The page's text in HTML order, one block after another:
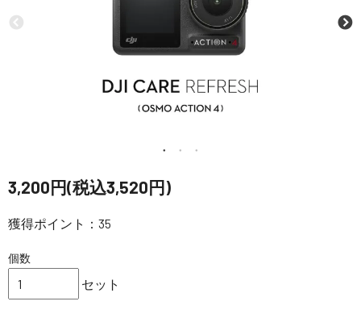
水中ドローン(ROV)・水中スクーター
RC・ロボット部品
定期配信!
サポート・Q&A / 法人・学生のお客様
3,200円(税込3,520円)
獲得ポイント：35
個数
セット